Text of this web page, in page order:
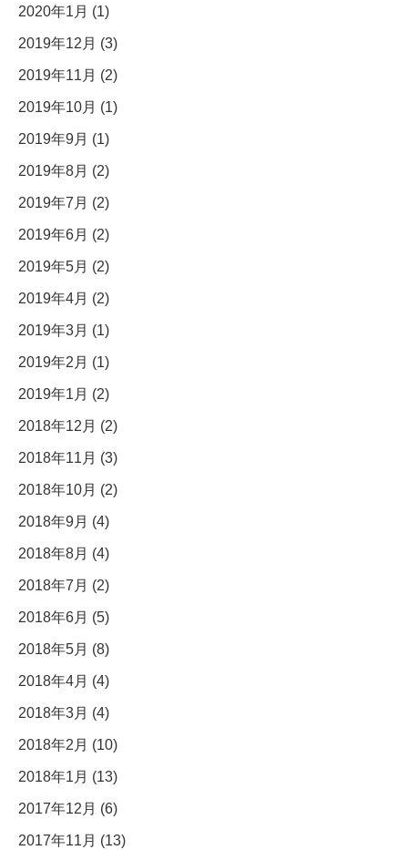
2020年1月 (1)
2019年12月 (3)
2019年11月 (2)
2019年10月 (1)
2019年9月 (1)
2019年8月 (2)
2019年7月 (2)
2019年6月 (2)
2019年5月 (2)
2019年4月 (2)
2019年3月 (1)
2019年2月 (1)
2019年1月 (2)
2018年12月 (2)
2018年11月 (3)
2018年10月 (2)
2018年9月 (4)
2018年8月 (4)
2018年7月 (2)
2018年6月 (5)
2018年5月 (8)
2018年4月 (4)
2018年3月 (4)
2018年2月 (10)
2018年1月 (13)
2017年12月 (6)
2017年11月 (13)